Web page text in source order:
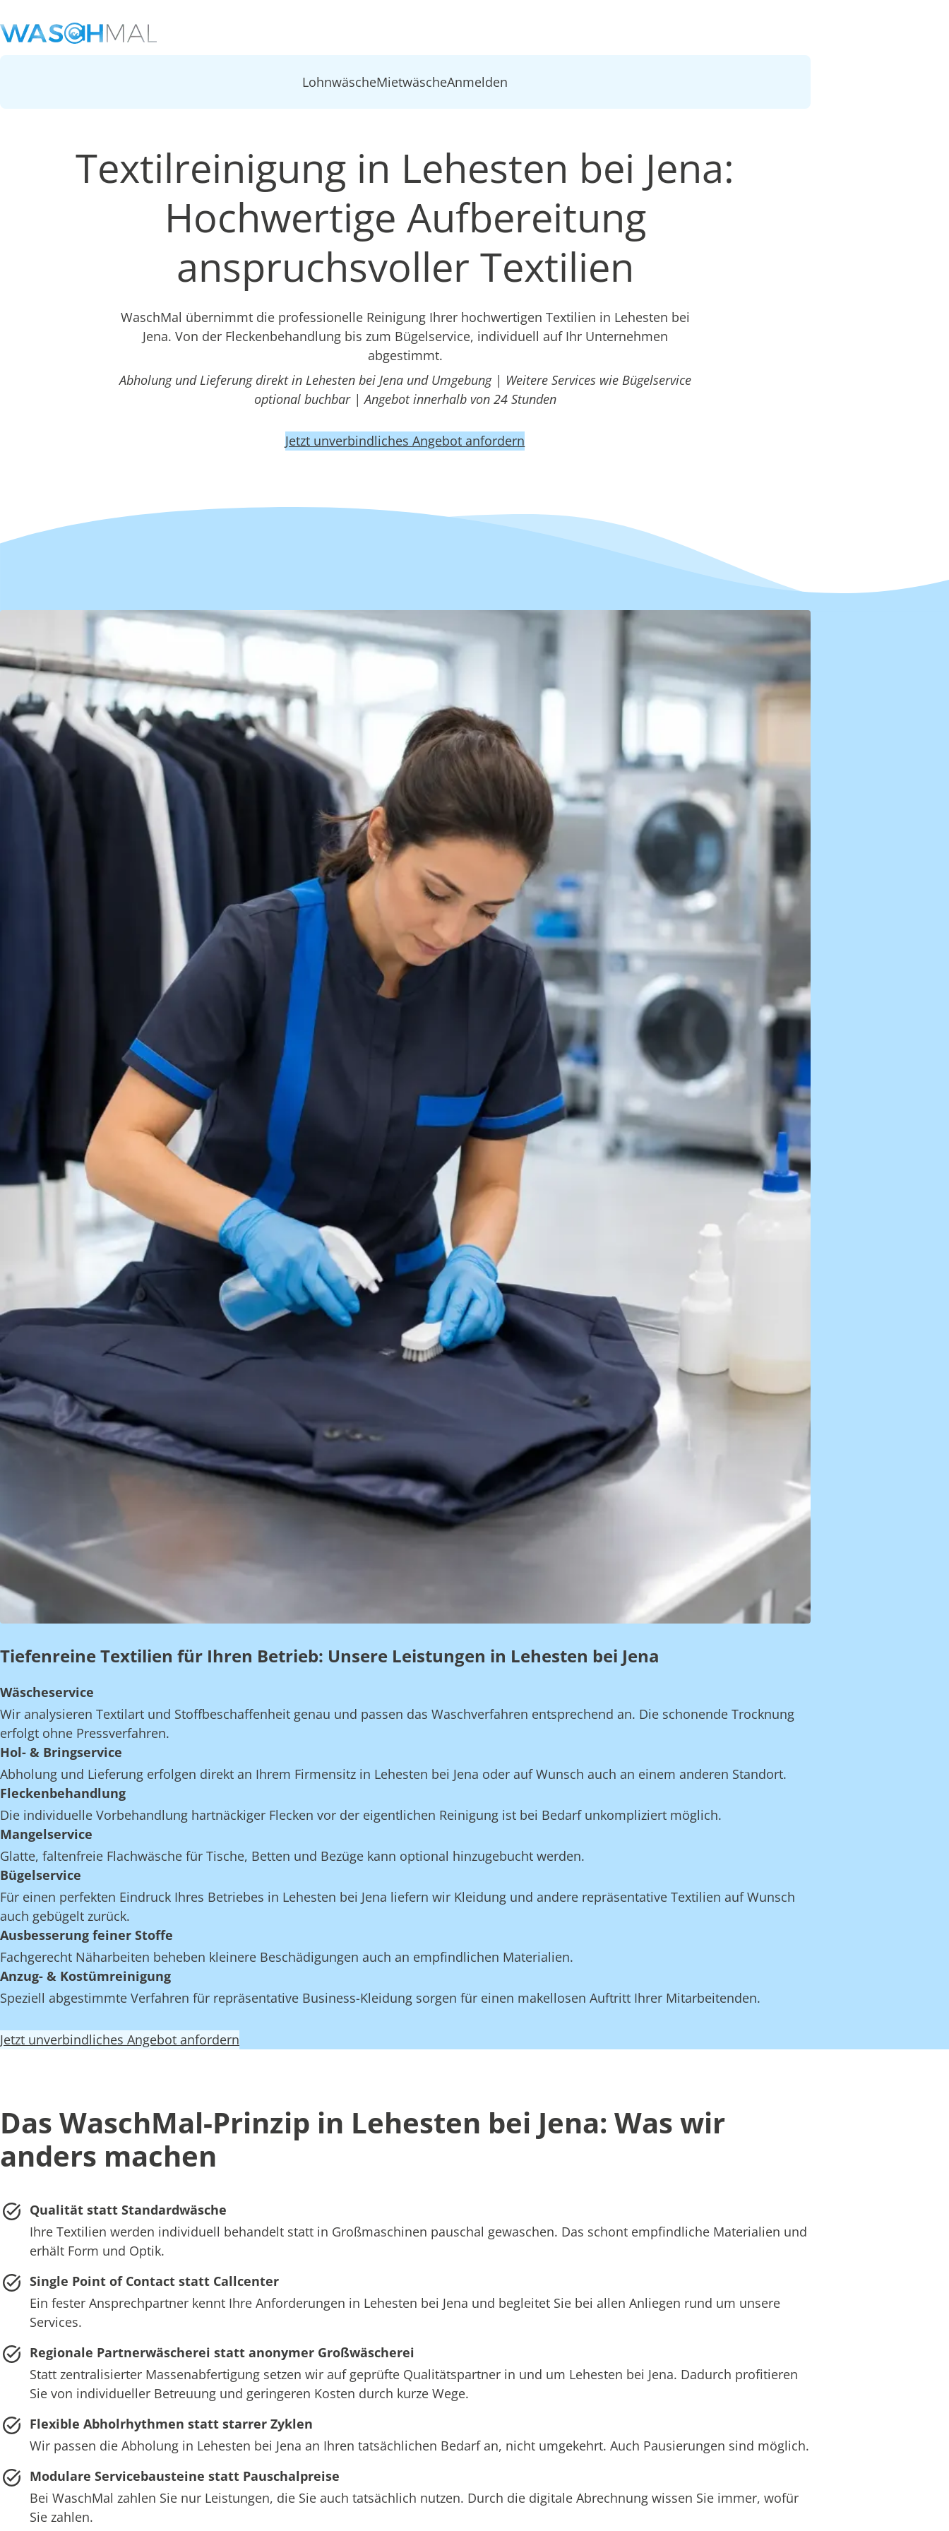
LohnwäscheMietwäscheAnmelden
Textilreinigung in Lehesten bei Jena:
Hochwertige Aufbereitung
anspruchsvoller Textilien
WaschMal übernimmt die professionelle Reinigung Ihrer hochwertigen Textilien in Lehesten bei
Jena. Von der Fleckenbehandlung bis zum Bügelservice, individuell auf Ihr Unternehmen
abgestimmt.
Abholung und Lieferung direkt in Lehesten bei Jena und Umgebung | Weitere Services wie Bügelservice
optional buchbar | Angebot innerhalb von 24 Stunden
Jetzt unverbindliches Angebot anfordern
Tiefenreine Textilien für Ihren Betrieb: Unsere Leistungen in Lehesten bei Jena
Wäscheservice
Wir analysieren Textilart und Stoffbeschaffenheit genau und passen das Waschverfahren entsprechend an. Die schonende Trocknung
erfolgt ohne Pressverfahren.
Hol- & Bringservice
Abholung und Lieferung erfolgen direkt an Ihrem Firmensitz in Lehesten bei Jena oder auf Wunsch auch an einem anderen Standort.
Fleckenbehandlung
Die individuelle Vorbehandlung hartnäckiger Flecken vor der eigentlichen Reinigung ist bei Bedarf unkompliziert möglich.
Mangelservice
Glatte, faltenfreie Flachwäsche für Tische, Betten und Bezüge kann optional hinzugebucht werden.
Bügelservice
Für einen perfekten Eindruck Ihres Betriebes in Lehesten bei Jena liefern wir Kleidung und andere repräsentative Textilien auf Wunsch
auch gebügelt zurück.
Ausbesserung feiner Stoffe
Fachgerecht Näharbeiten beheben kleinere Beschädigungen auch an empfindlichen Materialien.
Anzug- & Kostümreinigung
Speziell abgestimmte Verfahren für repräsentative Business-Kleidung sorgen für einen makellosen Auftritt Ihrer Mitarbeitenden.
Jetzt unverbindliches Angebot anfordern
Das WaschMal-Prinzip in Lehesten bei Jena: Was wir
anders machen
Qualität statt Standardwäsche
Ihre Textilien werden individuell behandelt statt in Großmaschinen pauschal gewaschen. Das schont empfindliche Materialien und
erhält Form und Optik.
Single Point of Contact statt Callcenter
Ein fester Ansprechpartner kennt Ihre Anforderungen in Lehesten bei Jena und begleitet Sie bei allen Anliegen rund um unsere
Services.
Regionale Partnerwäscherei statt anonymer Großwäscherei
Statt zentralisierter Massenabfertigung setzen wir auf geprüfte Qualitätspartner in und um Lehesten bei Jena. Dadurch profitieren
Sie von individueller Betreuung und geringeren Kosten durch kurze Wege.
Flexible Abholrhythmen statt starrer Zyklen
Wir passen die Abholung in Lehesten bei Jena an Ihren tatsächlichen Bedarf an, nicht umgekehrt. Auch Pausierungen sind möglich.
Modulare Servicebausteine statt Pauschalpreise
Bei WaschMal zahlen Sie nur Leistungen, die Sie auch tatsächlich nutzen. Durch die digitale Abrechnung wissen Sie immer, wofür
Sie zahlen.